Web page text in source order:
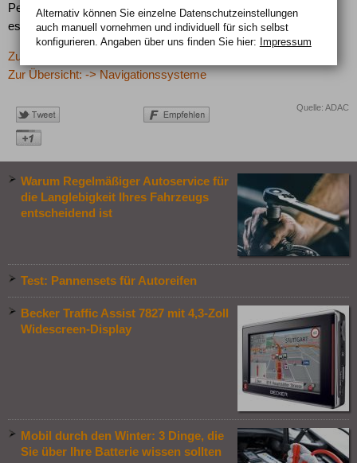
Person gebunden ist. Fährt diese Person im Auto nicht mit, gibt
es keine Navigation.
Zurück zur letzten Seite
Zur Übersicht: -> Navigationssysteme
Quelle: ADAC
Warum Regelmäßiger Autoservice für
die Langlebigkeit Ihres Fahrzeugs
entscheidend ist
Test: Pannensets für Autoreifen
Becker Traffic Assist 7827 mit 4,3-Zoll
Widescreen-Display
Mobil durch den Winter: 3 Dinge, die
Sie über Ihre Batterie wissen sollten
Alternativ können Sie einzelne Datenschutz­ein­stellungen
auch manuell vor­nehmen und indivi­duell für sich selbst
konfigurieren. Angaben über uns finden Sie hier: Impressum